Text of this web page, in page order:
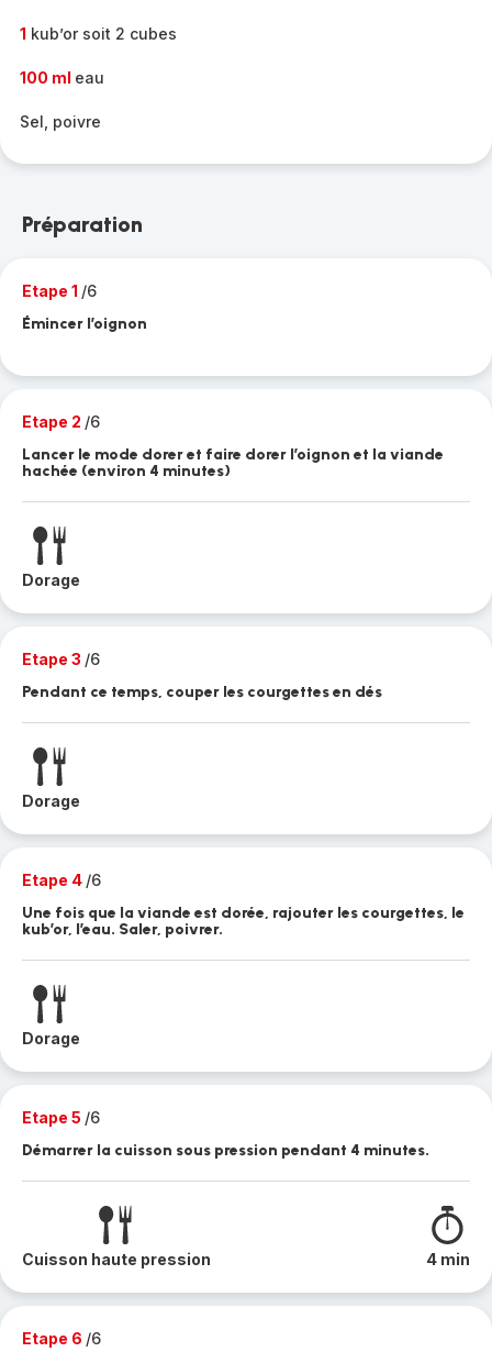
1 kub’or soit 2 cubes
100 ml eau
Sel, poivre
Préparation
Etape 1 /6
Émincer l’oignon
Etape 2 /6
Lancer le mode dorer et faire dorer l’oignon et la viande
hachée (environ 4 minutes)
Dorage
Etape 3 /6
Pendant ce temps, couper les courgettes en dés
Dorage
Etape 4 /6
Une fois que la viande est dorée, rajouter les courgettes, le
kub’or, l’eau. Saler, poivrer.
Dorage
Etape 5 /6
Démarrer la cuisson sous pression pendant 4 minutes.
Cuisson haute pression 4 min
Etape 6 /6